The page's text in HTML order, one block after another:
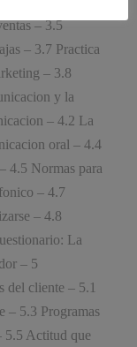
– 3.5
– 3.7 Practica
– 3.8
y la
– 4.2 La
oral – 4.4
4.5 Normas para
– 4.7
– 4.8
La
– 5
del cliente – 5.1
– 5.3 Programas
5.5 Actitud que